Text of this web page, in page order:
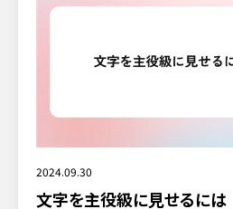
2024.09.30
文字を主役級に見せるには